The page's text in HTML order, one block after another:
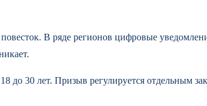
В ряде регионов цифровые
30 лет. Призыв регулируется отдельным